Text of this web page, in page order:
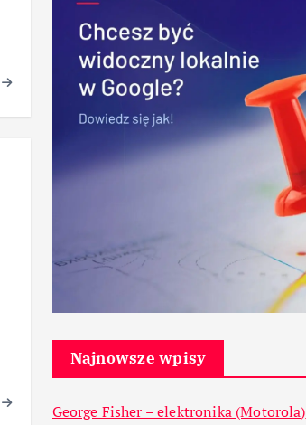
Najnowsze wpisy
George Fisher – elektronika (Motorola)